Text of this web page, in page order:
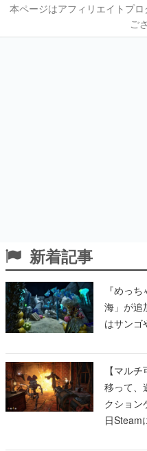
本ページはアフィリエイトプ
ご
新着記事
『めっ
海」が追
はサンゴ
【マル
移って、
クション
日Steam